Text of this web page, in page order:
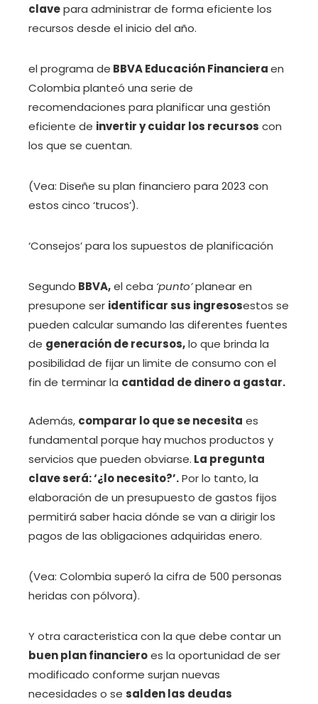
clavepara administrar de forma eficiente los
recursos desde el inicio del año.
el programa de BBVA Educación Financieraen
Colombia planteó una serie de
recomendaciones para planificar una gestión
eficiente de invertir y cuidar los recursos con
los que se cuentan.
(Vea: Diseñe su plan financiero para 2023 con
estos cinco ‘trucos’).
‘Consejos’ para los supuestos de planificación
Segundo BBVA,el ceba ‘punto’planear en
presupone ser identificar sus ingresosestos se
pueden calcular sumando las diferentes fuentes
de generación de recursos,lo que brinda la
posibilidad de fijar un limite de consumo con el
fin de terminar la cantidad de dinero a gastar.
Además, comparar lo que se necesita es
fundamental porque hay muchos productos y
servicios que pueden obviarse. La pregunta
clave será: ‘¿lo necesito?’.Por lo tanto, la
elaboración de un presupuesto de gastos fijos
permitirá saber hacia dónde se van a dirigir los
pagos de las obligaciones adquiridas enero.
(Vea: Colombia superó la cifra de 500 personas
heridas con pólvora).
Y otra caracteristica con la que debe contar un
buen plan financieroes la oportunidad de ser
modificado conforme surjan nuevas
necesidades o se salden las deudas